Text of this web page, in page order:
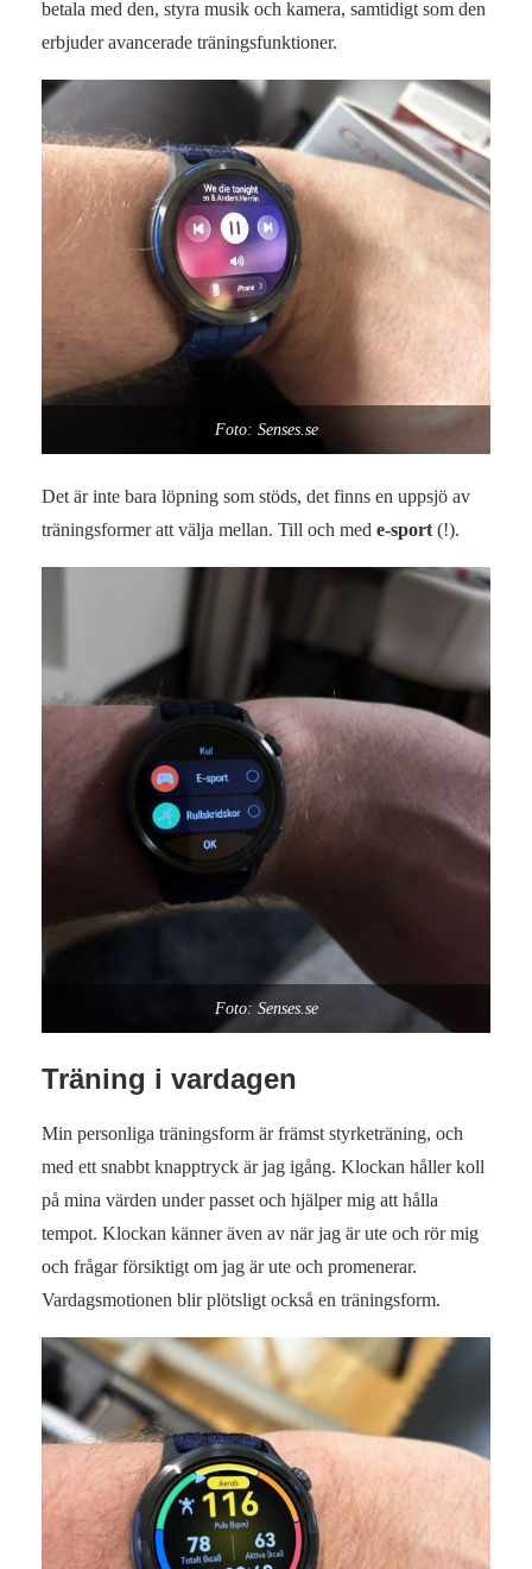
betala med den, styra musik och kamera, samtidigt som den
erbjuder avancerade träningsfunktioner.
Foto: Senses.se
Det är inte bara löpning som stöds, det finns en uppsjö av
träningsformer att välja mellan. Till och med e‑sport (!).
Foto: Senses.se
Träning i vardagen
Min personliga träningsform är främst styrketräning, och
med ett snabbt knapptryck är jag igång. Klockan håller koll
på mina värden under passet och hjälper mig att hålla
tempot. Klockan känner även av när jag är ute och rör mig
och frågar försiktigt om jag är ute och promenerar.
Vardagsmotionen blir plötsligt också en träningsform.